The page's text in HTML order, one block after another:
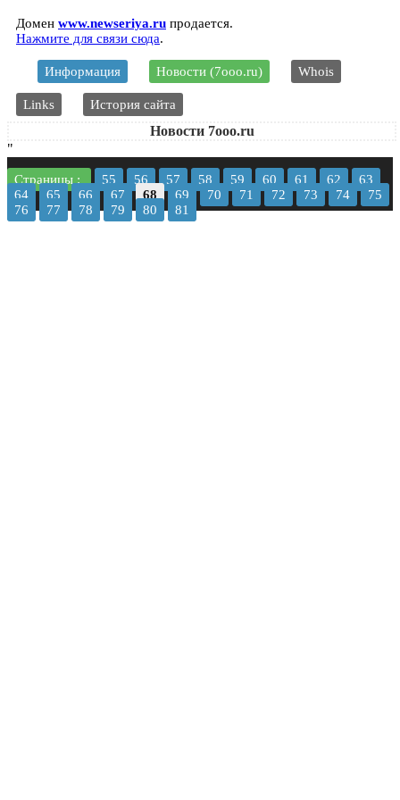
Домен www.newseriya.ru продается.
Нажмите для связи сюда.
Информация Новости (7ooo.ru) Whois
Links История сайта
Новости 7ooo.ru
"
Страницы : 55 56 57 58 59 60 61 62
63
64
65 66 67 68 69 70 71 72 73 74
75
76
77 78 79 80 81